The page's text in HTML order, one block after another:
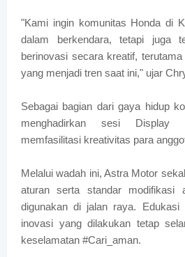
"Kami ingin komunitas Honda di
dalam berkendara, tetapi juga
berinovasi secara kreatif,
yang menjadi tren saat ini," ujar
Sebagai bagian dari gaya hidup
menghadirkan sesi
memfasilitasi kreativitas para
Melalui wadah ini, Astra Motor
aturan serta standar modifikasi
digunakan di jalan raya. Edukasi
inovasi yang dilakukan tetap
keselamatan #Cari_aman.